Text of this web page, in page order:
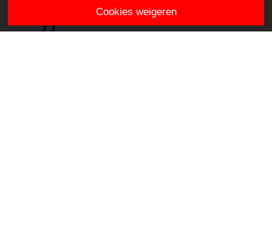
Cookies weigeren